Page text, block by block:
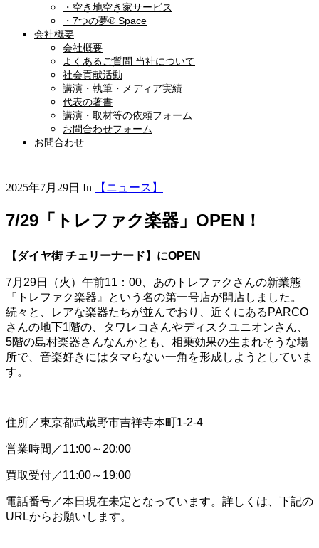
・空き地空き家サービス
・7つの夢® Space
会社概要
会社概要
よくあるご質問 当社について
社会貢献活動
講演・執筆・メディア実績
代表の著書
講演・取材等の依頼フォーム
お問合わせフォーム
お問合わせ
2025年7月29日 In 【ニュース】
7/29「トレファク楽器」OPEN！
【ダイヤ街 チェリーナード】にOPEN
7月29日（火）午前11：00、あのトレファクさんの新業態
『トレファク楽器』という名の第一号店が開店しました。
続々と、レアな楽器たちが並んでおり、近くにあるPARCO
さんの地下1階の、タワレコさんやディスクユニオンさん、
5階の島村楽器さんなんかとも、相乗効果の生まれそうな場
所で、音楽好きにはタマらない一角を形成しようとしていま
す。
住所／東京都武蔵野市吉祥寺本町1-2-4
営業時間／11:00～20:00
買取受付／11:00～19:00
電話番号／本日現在未定となっています。詳しくは、下記の
URLからお願いします。